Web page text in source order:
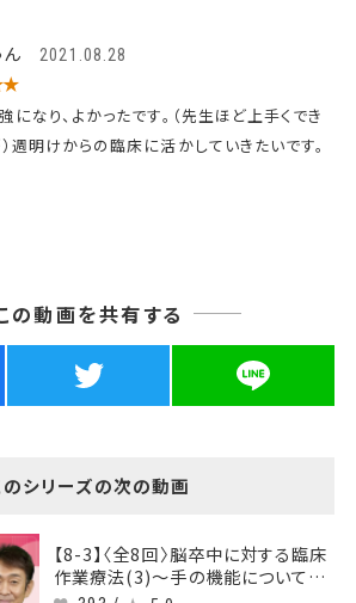
2021.08.28
になり、よかったです。（先生ほど上手くでき
週明けからの臨床に活かしていきたいです。
の動画を共有する
のシリーズの次の動画
【8-3】〈全8回〉脳卒中に対する臨床
作業療法(3)～手の機能について